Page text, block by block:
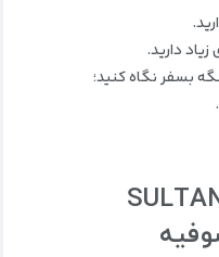
دارید.
بسفر نگاه کنید؛